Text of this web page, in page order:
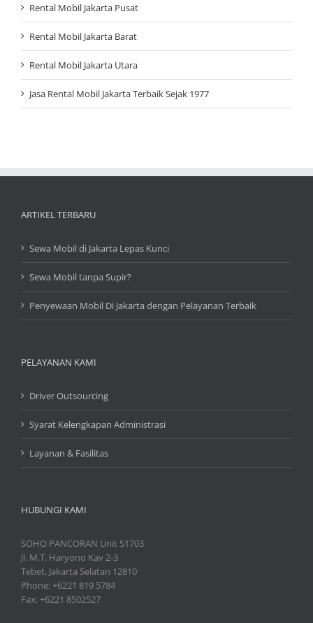
Rental Mobil Jakarta Pusat
Rental Mobil Jakarta Barat
Rental Mobil Jakarta Utara
Jasa Rental Mobil Jakarta Terbaik Sejak 1977
ARTIKEL TERBARU
Sewa Mobil di Jakarta Lepas Kunci
Sewa Mobil tanpa Supir?
Penyewaan Mobil Di Jakarta dengan Pelayanan Terbaik
PELAYANAN KAMI
Driver Outsourcing
Syarat Kelengkapan Administrasi
Layanan & Fasilitas
HUBUNGI KAMI
SOHO PANCORAN Unit S1703
Jl. M.T. Haryono Kav 2-3
Tebet, Jakarta Selatan 12810
Phone: +6221 819 5784
Fax: +6221 8502527